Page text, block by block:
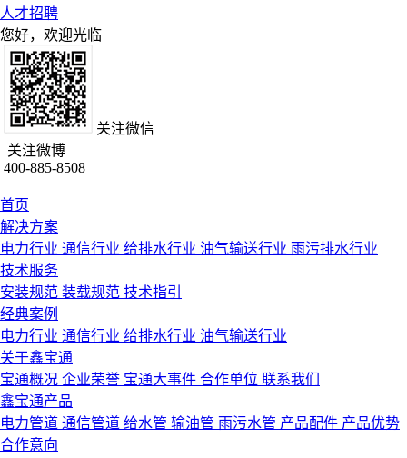
人才招聘
您好，欢迎光临
关注微信
关注微博
400-885-8508
首页
解决方案
电力行业 通信行业 给排水行业 油气输送行业 雨污排水行业
技术服务
安装规范 装载规范 技术指引
经典案例
电力行业 通信行业 给排水行业 油气输送行业
关于鑫宝通
宝通概况 企业荣誉 宝通大事件 合作单位 联系我们
鑫宝通产品
电力管道 通信管道 给水管 输油管 雨污水管 产品配件 产品优势
合作意向